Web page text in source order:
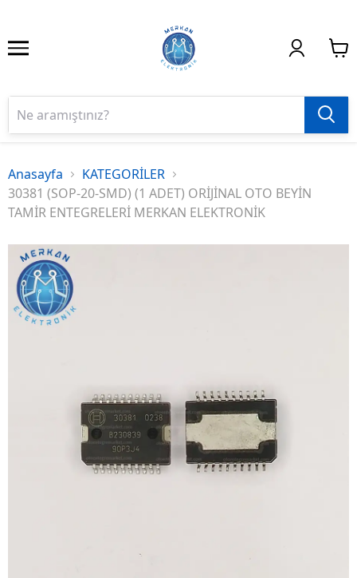
Anasayfa
KATEGORİLER
30381 (SOP-20-SMD) (1 ADET) ORİJİNAL OTO BEYİN
TAMİR ENTEGRELERİ MERKAN ELEKTRONİK